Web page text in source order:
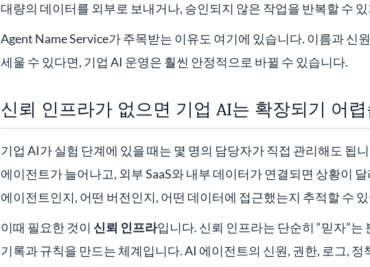
대량의 데이터를 외부로 보내거나, 승인되지 않은 작업을 반복할 수
Agent Name Service가 주목받는 이유도 여기에 있습니다. 이름과 신
세울 수 있다면, 기업 AI 운영은 훨씬 안정적으로 바뀔 수 있습니다.
신뢰 인프라가 없으면 기업 AI는 확장되기 어
기업 AI가 실험 단계에 있을 때는 몇 명의 담당자가 직접 관리해도 됩
에이전트가 늘어나고, 외부 SaaS와 내부 데이터가 연결되면 상황이
에이전트인지, 어떤 버전인지, 어떤 데이터에 접근했는지 추적할 수
이때 필요한 것이 신뢰 인프라입니다. 신뢰 인프라는 단순히 “믿자”
기록과 규칙을 만드는 체계입니다. AI 에이전트의 신원, 권한, 로그, 정